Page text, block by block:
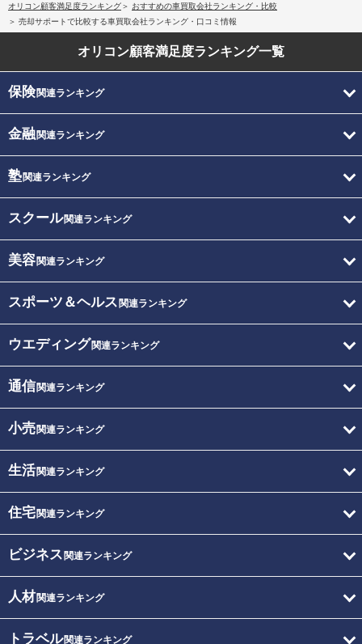
オリコン顧客満足度ランキング
おすすめの車買取会社ランキング・比較
売却サポートで比較する車買取会社ランキング・口コミ情報
オリコン顧客満足度ランキング一覧
保険関連ランキング
金融関連ランキング
塾関連ランキング
スクール関連ランキング
美容関連ランキング
スポーツ＆ヘルス 関連ランキング
ウエディング関連ランキング
通信関連ランキング
小売関連ランキング
生活関連ランキング
住宅関連ランキング
ビジネス 関連ランキング
人材関連ランキング
トラベル関連ランキング